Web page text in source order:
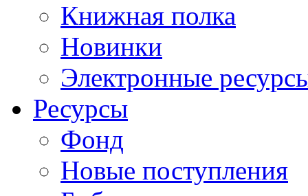
Книжная полка
Новинки
Электронные
Ресурсы
Фонд
Новые поступления